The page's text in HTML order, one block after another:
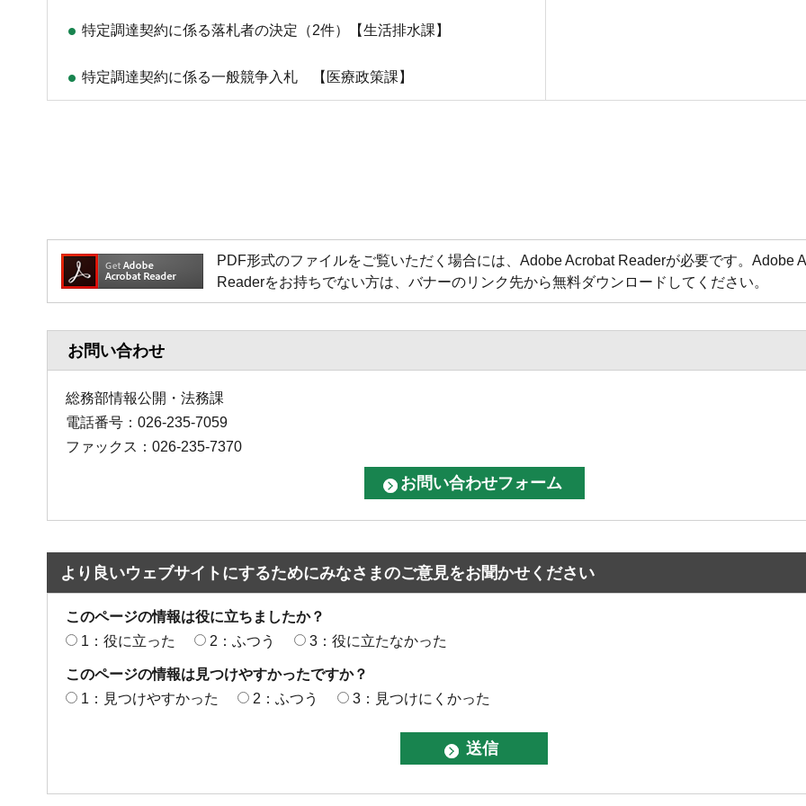
特定調達契約に係る落札者の決定（2件）【生活排水課】
特定調達契約に係る一般競争入札 【医療政策課】
PDF形式のファイルをご覧いただく場合には、Adobe Acrobat Readerが必要です。Adobe
Readerをお持ちでない方は、バナーのリンク先から無料ダウンロードしてください。
お問い合わせ
総務部情報公開・法務課
電話番号：026-235-7059
ファックス：026-235-7370
より良いウェブサイトにするためにみなさまのご意見をお聞かせください
このページの情報は役に立ちましたか？
1：役に立った
2：ふつう 3：役に立たなかった
このページの情報は見つけやすかったですか？
1：見つけやすかった
2：ふつう 3：見つけにくかった